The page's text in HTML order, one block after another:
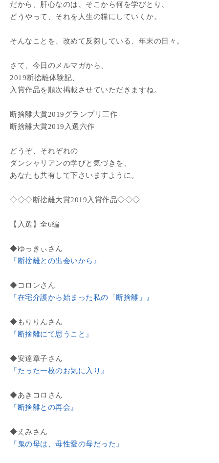
だから、肝心なのは、そこから何を学びとり、
どうやって、それを人生の糧にしていくか。
そんなことを、改めて反芻している、年末の日々。
さて、今日のメルマガから、
2019断捨離体験記、
入賞作品を順次掲載させていただきますね。
断捨離大賞2019グランプリ三作
断捨離大賞2019入選六作
どうぞ、それぞれの
ダンシャリアンの学びと気づきを、
あなたも共有して下さいますように。
◇◇◇断捨離大賞2019入賞作品◇◇◇
【入選】全6編
◆ゆっきぃさん
『断捨離との出会いから』
◆コロンさん
『在宅介護から始まった私の「断捨離」』
◆もりりんさん
『断捨離にて思うこと』
◆安達章子さん
『たった一枚のお気に入り』
◆あきコロさん
『断捨離との再会』
◆えみさん
『鬼の母は、母性愛の母だった』